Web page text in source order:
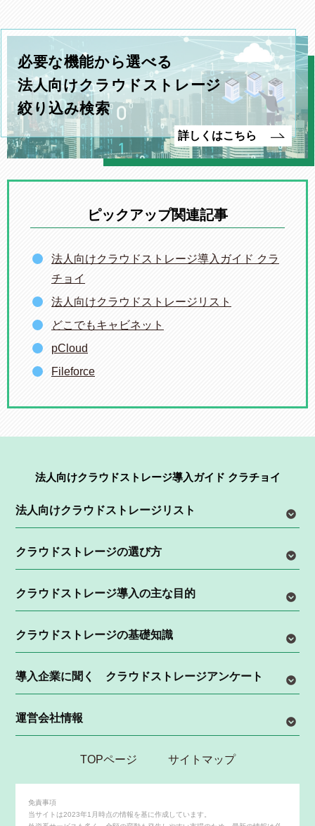
必要な機能から選べる
法人向けクラウドストレージ
絞り込み検索
詳しくはこちら
ピックアップ関連記事
法人向けクラウドストレージ導入ガイド クラ
チョイ
法人向けクラウドストレージリスト
どこでもキャビネット
pCloud
Fileforce
法人向けクラウドストレージ導入ガイド クラチョイ
法人向けクラウドストレージリスト
クラウドストレージの選び方
クラウドストレージ導入の主な目的
クラウドストレージの基礎知識
導入企業に聞く クラウドストレージアンケート
運営会社情報
TOPページ サイトマップ
免責事項
当サイトは2023年1月時点の情報を基に作成しています。